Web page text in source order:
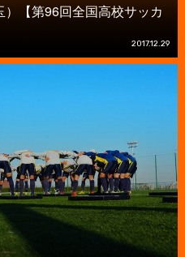
【第96回全国高校サッカ
2017.12.29